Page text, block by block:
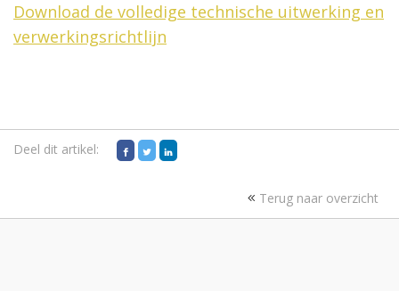
Download de volledige technische uitwerking en
verwerkingsrichtlijn
Deel dit artikel:
Terug naar overzicht